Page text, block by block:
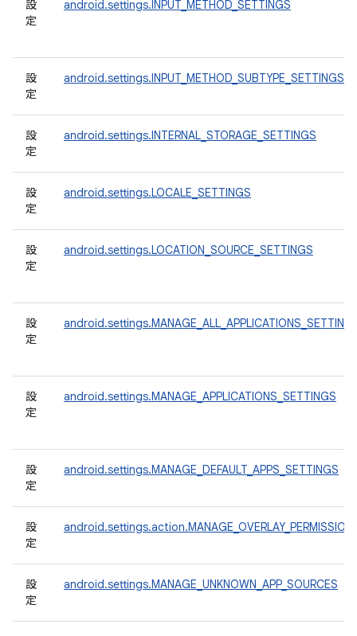
設
定
android.settings.INPUT_METHOD_SETTINGS
設
定
android.settings.INPUT_METHOD_SUBTYPE_SETTINGS
設
定
android.settings.INTERNAL_STORAGE_SETTINGS
設
定
android.settings.LOCALE_SETTINGS
設
定
android.settings.LOCATION_SOURCE_SETTINGS
設
定
設
定
android.settings.MANAGE_APPLICATIONS_SETTINGS
設
定
android.settings.MANAGE_DEFAULT_APPS_SETTINGS
設
定
android.settings.action.MANAGE_OVERLAY_PERMISSION
設
定
android.settings.MANAGE_UNKNOWN_APP_SOURCES